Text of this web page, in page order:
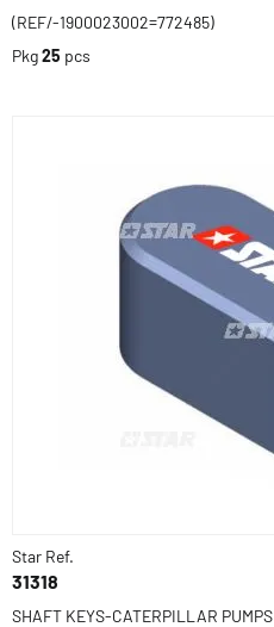
(REF/-1900023002=772485)
Pkg25 pcs
Star Ref.
31318
SHAFT KEYS-CATERPILLAR PUMPS